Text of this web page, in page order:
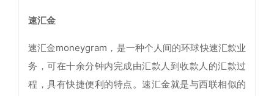
速汇金
速汇金moneygram，是一种个人间的环球快速汇款业
务，可在十余分钟内完成由汇款人到收款人的汇款过
程，具有快捷便利的特点。速汇金就是与西联相似的